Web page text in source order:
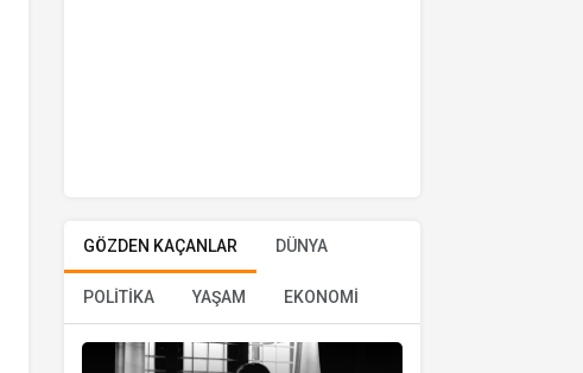
GÖZDEN KAÇANLAR DÜNYA
POLİTİKA YAŞAM EKONOMİ